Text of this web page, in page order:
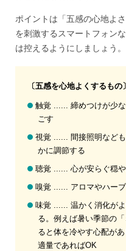
ポイントは「五感の心地よ
を刺激するスマートフォン
は控えるようにしましょう。
〔五感を心地よくするもの〕
触覚 ...... 締めつけが少
ごす
視覚 ...... 間接照明など
かに調節する
聴覚 ...... 心が安らぐ穏
嗅覚 ...... アロマやハー
味覚 ...... 温かく消化が
る。例えば暑い季節の
ると体を冷やす心配が
適量であればOK